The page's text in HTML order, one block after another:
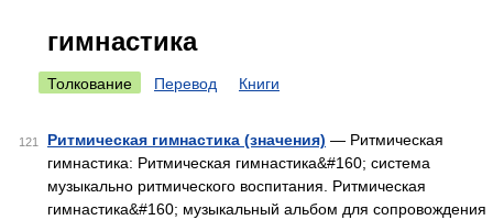
гимнастика
Толкование Перевод Книги
121 Ритмическая гимнастика (значения) — Ритмическая
гимнастика: Ритмическая гимнастика&#160; система
музыкально ритмического воспитания. Ритмическая
гимнастика&#160; музыкальный альбом для сопровождения